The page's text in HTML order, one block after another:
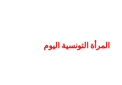
المرأة التونسية اليوم